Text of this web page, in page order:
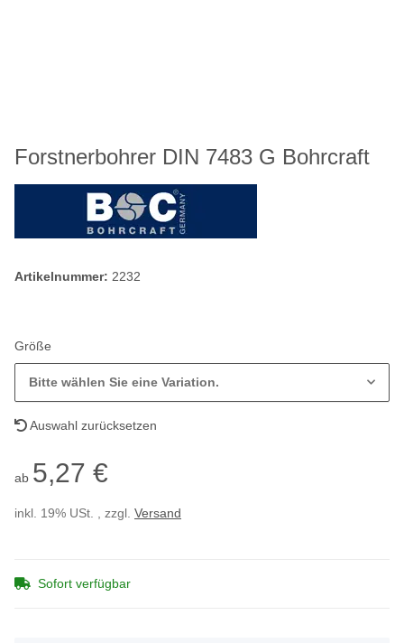
Forstnerbohrer DIN 7483 G Bohrcraft
Artikelnummer: 2232
Größe
Bitte wählen Sie eine Variation.
Auswahl zurücksetzen
ab 5,27 €
inkl. 19% USt. , zzgl. Versand
Sofort verfügbar